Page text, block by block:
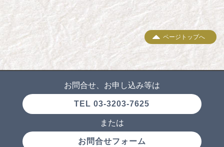
ページトップへ
お問合せ、お申し込み等は
TEL 03-3203-7625
または
お問合せフォーム